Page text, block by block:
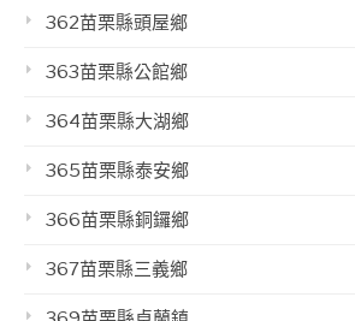
362苗栗縣頭屋鄉
363苗栗縣公館鄉
364苗栗縣大湖鄉
365苗栗縣泰安鄉
366苗栗縣銅鑼鄉
367苗栗縣三義鄉